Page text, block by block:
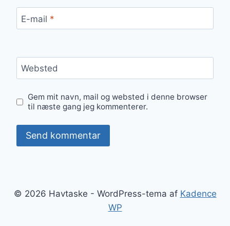
E-mail *
Websted
Gem mit navn, mail og websted i denne browser
til næste gang jeg kommenterer.
© 2026 Havtaske - WordPress-tema af Kadence
WP